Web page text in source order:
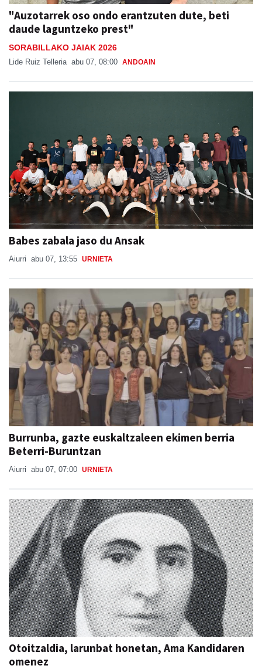
"Auzotarrek oso ondo erantzuten dute, beti
daude laguntzeko prest"
SORABILLAKO JAIAK 2026
Lide Ruiz Telleria abu 07, 08:00 ANDOAIN
Babes zabala jaso du Ansak
Aiurri abu 07, 13:55 URNIETA
Burrunba, gazte euskaltzaleen ekimen berria
Beterri-Buruntzan
Aiurri abu 07, 07:00 URNIETA
Otoitzaldia, larunbat honetan, Ama Kandidaren
omenez